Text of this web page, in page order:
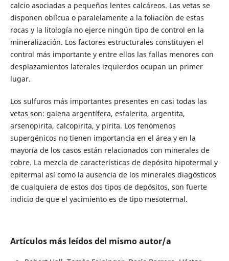
calcio asociadas a pequeños lentes calcáreos. Las vetas se
disponen oblícua o paralelamente a la foliación de estas
rocas y la litología no ejerce ningún tipo de control en la
mineralización. Los factores estructurales constituyen el
control más importante y entre ellos las fallas menores con
desplazamientos laterales izquierdos ocupan un primer
lugar.
Los sulfuros más importantes presentes en casi todas las
vetas son: galena argentífera, esfalerita, argentita,
arsenopirita, calcopirita, y pirita. Los fenómenos
supergénicos no tienen importancia en el área y en la
mayoría de los casos están relacionados con minerales de
cobre. La mezcla de características de depósito hipotermal y
epitermal así como la ausencia de los minerales diagósticos
de cualquiera de estos dos tipos de depósitos, son fuerte
indicio de que el yacimiento es de tipo mesotermal.
Artículos más leídos del mismo autor/a